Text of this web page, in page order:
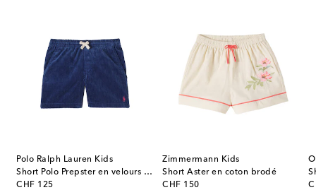
Polo Ralph Lauren Kids
Short Polo Prepster en velours côtelé
CHF 125
original price
Zimmermann Kids
Short Aster en coton brodé
CHF 150
original price